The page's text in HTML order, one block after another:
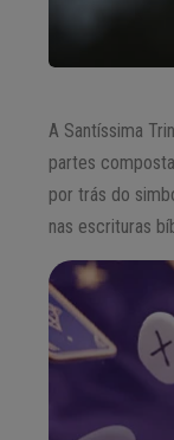
A Santíssima
partes
por trás do
nas escrituras